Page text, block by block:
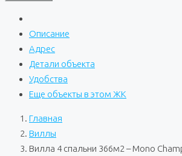
Описание
Адрес
Детали объекта
Удобства
Еще объекты в этом ЖК
Главная
Виллы
Вилла 4 спальни 366м2 – Mono